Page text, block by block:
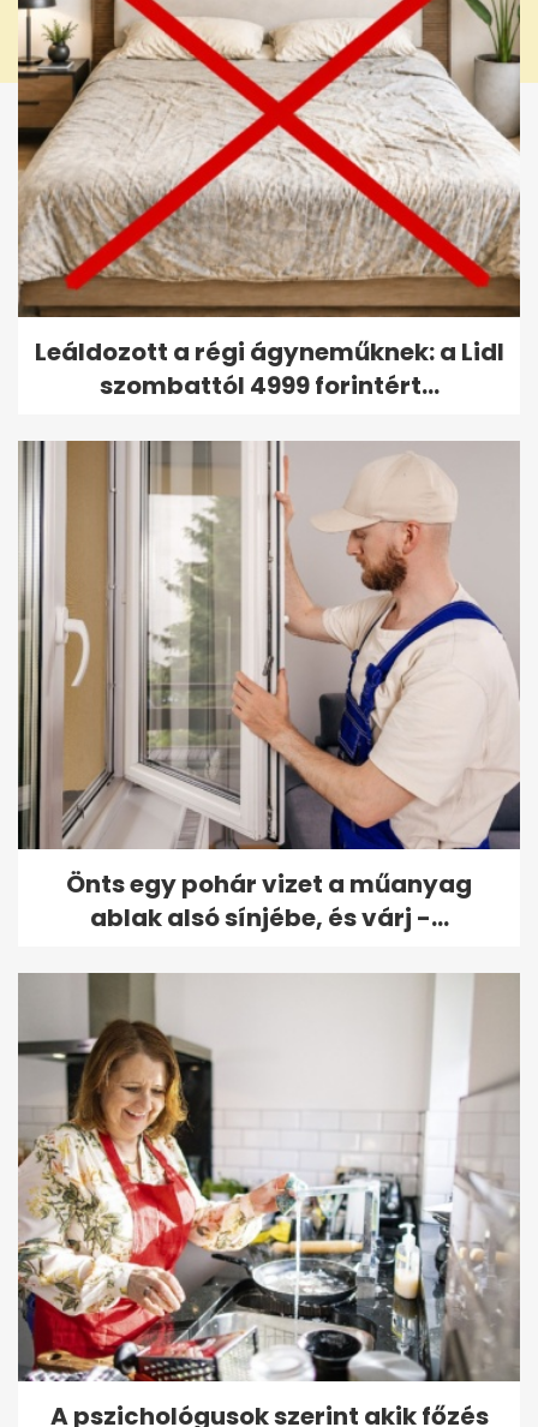
Leáldozott a régi ágyneműknek: a Lidl
szombattól 4999 forintért...
Önts egy pohár vizet a műanyag
ablak alsó sínjébe, és várj -...
A pszichológusok szerint akik főzés